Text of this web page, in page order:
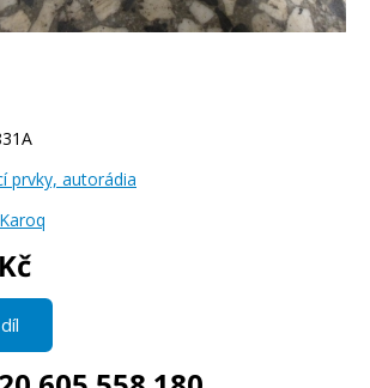
prvky, autorádia